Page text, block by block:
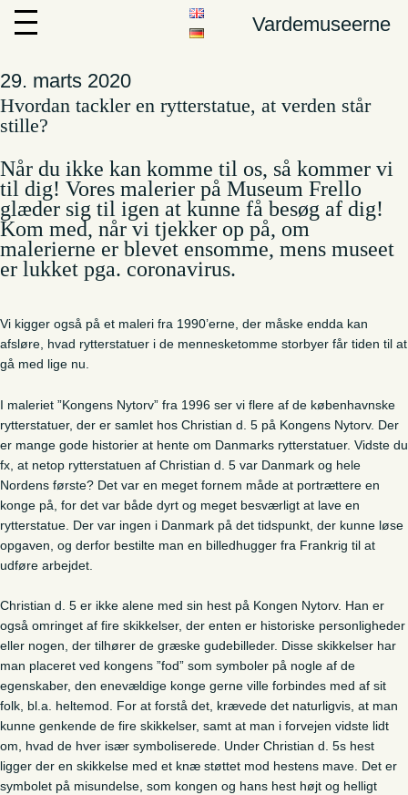
Vardemuseerne
29. marts 2020
Hvordan tackler en rytterstatue, at verden står
stille?
Når du ikke kan komme til os, så kommer vi
til dig! Vores malerier på Museum Frello
glæder sig til igen at kunne få besøg af dig!
Kom med, når vi tjekker op på, om
malerierne er blevet ensomme, mens museet
er lukket pga. coronavirus.
Vi kigger også på et maleri fra 1990’erne, der måske endda kan
afsløre, hvad rytterstatuer i de mennesketomme storbyer får tiden til at
gå med lige nu.
I maleriet ”Kongens Nytorv” fra 1996 ser vi flere af de københavnske
rytterstatuer, der er samlet hos Christian d. 5 på Kongens Nytorv. Der
er mange gode historier at hente om Danmarks rytterstatuer. Vidste du
fx, at netop rytterstatuen af Christian d. 5 var Danmark og hele
Nordens første? Det var en meget fornem måde at portrættere en
konge på, for det var både dyrt og meget besværligt at lave en
rytterstatue. Der var ingen i Danmark på det tidspunkt, der kunne løse
opgaven, og derfor bestilte man en billedhugger fra Frankrig til at
udføre arbejdet.
Christian d. 5 er ikke alene med sin hest på Kongen Nytorv. Han er
også omringet af fire skikkelser, der enten er historiske personligheder
eller nogen, der tilhører de græske gudebilleder. Disse skikkelser har
man placeret ved kongens ”fod” som symboler på nogle af de
egenskaber, den enevældige konge gerne ville forbindes med af sit
folk, bl.a. heltemod. For at forstå det, krævede det naturligvis, at man
kunne genkende de fire skikkelser, samt at man i forvejen vidste lidt
om, hvad de hver især symboliserede. Under Christian d. 5s hest
ligger der en skikkelse med et knæ støttet mod hestens mave. Det er
symbolet på misundelse, som kongen og hans hest højt og helligt